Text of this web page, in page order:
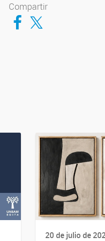
Compartir
Compartir en Facebook
Compartir en Twitter
20 de julio de